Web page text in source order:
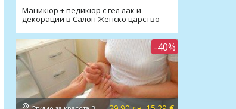
Маникюр + педикюр с гел лак и
декорации в Салон Женско царство
-40%